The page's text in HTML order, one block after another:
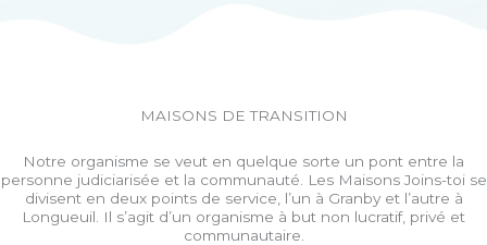
MAISONS DE TRANSITION
Notre organisme se veut en quelque sorte un pont entre la
personne judiciarisée et la communauté.
Les Maisons Joins-toi se
divisent en deux points de service, l’un à Granby et l’autre à
Longueuil. Il s’agit d’un organisme à but non lucratif, privé et
communautaire.